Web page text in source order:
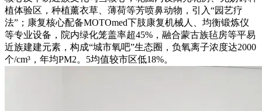
植体验区，种植薰衣草、薄荷等芳喷鼻动物，引入“园艺疗
法”；康复核心配备MOTOmed下肢康复机械人、均衡锻炼仪
等专业设备，院内绿化笼盖率超45%，融合蒙古族毡房等平易
近族建建元素，构成“城市氧吧”生态圈，负氧离子浓度达2000
个/cm³，年均PM2。5均值较市区低18%。